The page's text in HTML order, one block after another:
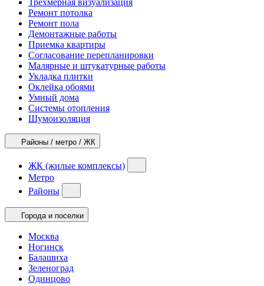
Трехмерная визуализация
Ремонт потолка
Ремонт пола
Демонтажные работы
Приемка квартиры
Согласование перепланировки
Малярные и штукатурные работы
Укладка плитки
Оклейка обоями
Умный дома
Системы отопления
Шумоизоляция
Районы / метро / ЖК
ЖК (жилые комплексы)
Метро
Районы
Города и поселки
Москва
Ногинск
Балашиха
Зеленоград
Одинцово